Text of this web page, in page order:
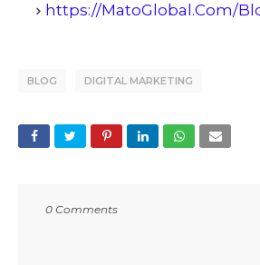
https://MatoGlobal.Com/
BLOG DIGITAL MARKETING
0 Comments